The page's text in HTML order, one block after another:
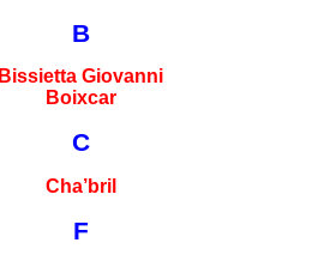
B
Bissietta Giovanni
Boixcar
C
Cha’bril
F